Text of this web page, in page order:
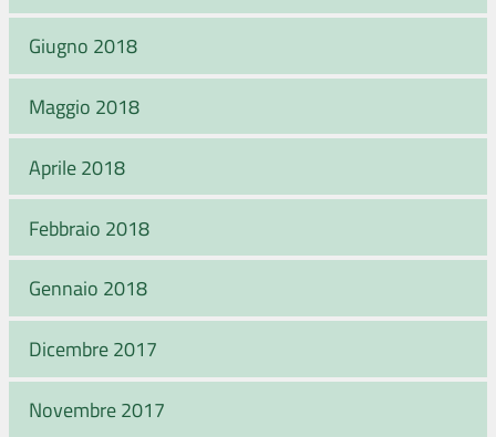
Giugno 2018
Maggio 2018
Aprile 2018
Febbraio 2018
Gennaio 2018
Dicembre 2017
Novembre 2017